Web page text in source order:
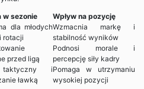
w sezonie
Wpływ na pozycję
dla młodych
rotacji
Wzmacnia markę i
stabilność wyników
przed ligą
Podnosi morale i
percepcję siły kadry
i
ławką
Pomaga w utrzymaniu
wysokiej pozycji